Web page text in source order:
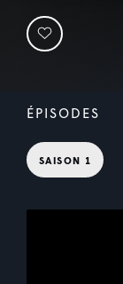
ÉPISODES
SAISON 1